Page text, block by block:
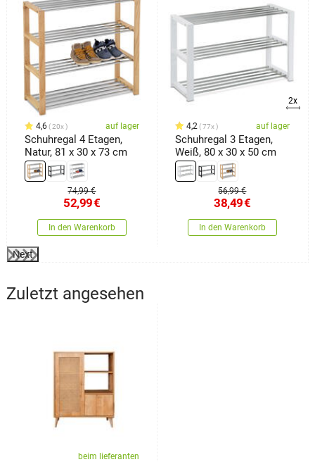
4,6 20x auf lager
Schuhregal 4 Etagen,
Natur, 81 x 30 x 73 cm
74,99 €
52,99€
In den Warenkorb
2x
4,2 77x auf lager
Schuhregal 3 Etagen,
Weiß, 80 x 30 x 50 cm
56,99 €
38,49€
In den Warenkorb
Next
Zuletzt angesehen
beim lieferanten